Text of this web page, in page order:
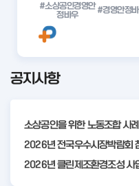
#소상공인경영안
정바우
#경영안정
I공지사항
소상공인을 위한 노동조합 사
2026년 전국우수시장박람회